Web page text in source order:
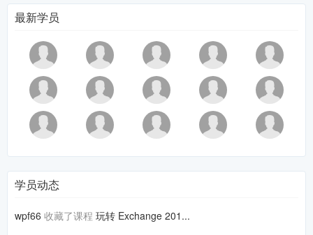
最新学员
学员动态
wpf66 收藏了课程 玩转 Exchange 201...